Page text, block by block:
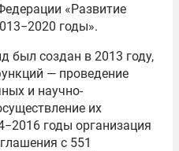
«Развитие
годы».
был создан в 2013 году,
— проведение
и научно-
их
годы организация
с 551